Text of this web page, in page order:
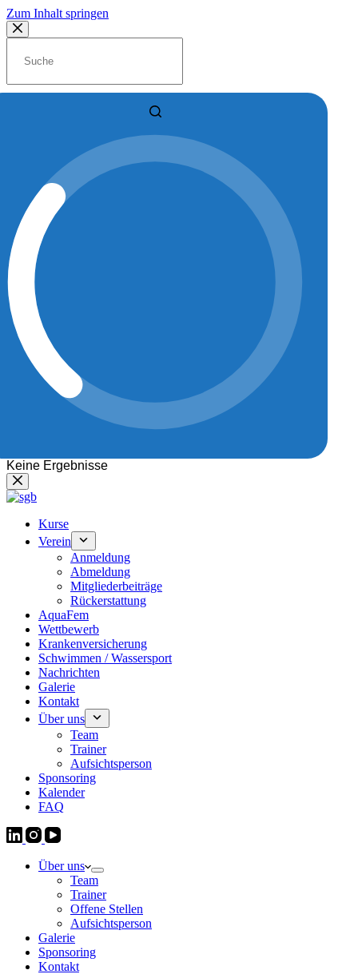
Zum Inhalt springen
Keine Ergebnisse
Kurse
Verein
Anmeldung
Abmeldung
Mitgliederbeiträge
Rückerstattung
AquaFem
Wettbewerb
Krankenversicherung
Schwimmen / Wassersport
Nachrichten
Galerie
Kontakt
Über uns
Team
Trainer
Aufsichtsperson
Sponsoring
Kalender
FAQ
Über uns
Team
Trainer
Offene Stellen
Aufsichtsperson
Galerie
Sponsoring
Kontakt